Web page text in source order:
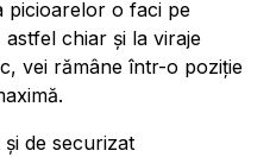
picioarelor o faci pe
chiar și la viraje
vei rămâne într-o poziție
de securizat